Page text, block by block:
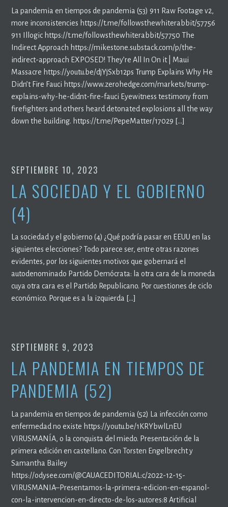
La pandemia en tiempos de pandemia (53) 911 Raw Footage v2,
more inconsistencies https://t.me/followsthewhiterabbit/57756
911 Illogic https://t.me/followsthewhiterabbit/57750 The
Indirect Approach https://mikestone.substack.com/p/the-
indirect-approach EXPOSED! They’re All In On it | Maui
Massacre https://youtu.be/djYjSxb12ps Trump Explains Why He
Didn’t Fire Fauci https://www.zerohedge.com/markets/trump-
explains-why-he-didnt-fire-fauci Eyewitness testimony from
firefighters and others heard detonated explosions all the way
down the building. https://t.me/PepeMatter/17029 […]
SEPTIEMBRE 10, 2023
LA SOCIEDAD Y EL GOBIERNO
(4)
La sociedad y el gobierno (4) ¿Qué podría pasar en EEUU en las
siguientes elecciones? Todo parece ser, entre otras razones
evidentes, por los siguientes motivos que gobernará el
autodenominado Partido Demócrata: la otra cara de la moneda
cuya otra cara es el Partido Republicano. Por cuestiones de ciclo
económico. Porque es a la izquierda […]
SEPTIEMBRE 9, 2023
LA PANDEMIA EN TIEMPOS DE
PANDEMIA (52)
La pandemia en tiempos de pandemia (52) La infección como
enfermedad no existe https://youtu.be/1KRYbwlLnEU
VIRUSMANÍA, o la conquista del miedo. Presentación de la
primera edición en castellano. Con Torsten Engelbrecht y
Samantha Bailey
https://odysee.com/@CAUACEDITORIAL:c/2022-12-15-
VIRUSMANIA–Presentamos-la-primera-edicion-en-espanol-
con-la-intervencion-en-directo-de-los-autores:8 Artificial